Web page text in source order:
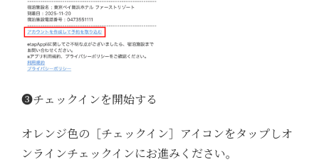
➌チェックインを開始する
オレンジ色の［チェックイン］アイコンをタップしオ
ンラインチェックインにお進みください。